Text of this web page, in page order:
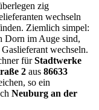
zig
wechseln
Ziemlich simpel:
Dorn im Auge sind,
wechseln.
fürStadtwerke
2 aus 86633
so ein
Neuburg an der